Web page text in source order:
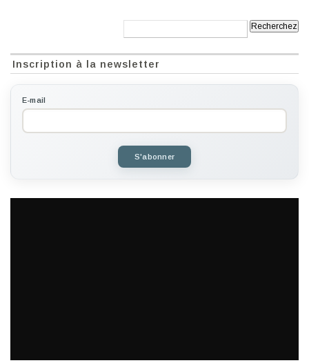
Inscription à la newsletter
E-mail
S'abonner